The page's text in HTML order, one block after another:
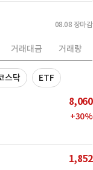
08.08 장마감
거래대금 거래량
스닥 ETF
8,060
+30%
1,852